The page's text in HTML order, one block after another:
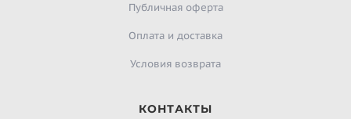
Публичная оферта
Оплата и доставка
Условия возврата
КОНТАКТЫ